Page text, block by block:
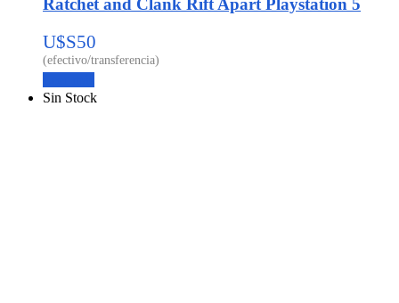
Ratchet and Clank Rift Apart Playstation 5
U$S50
Sin Stock